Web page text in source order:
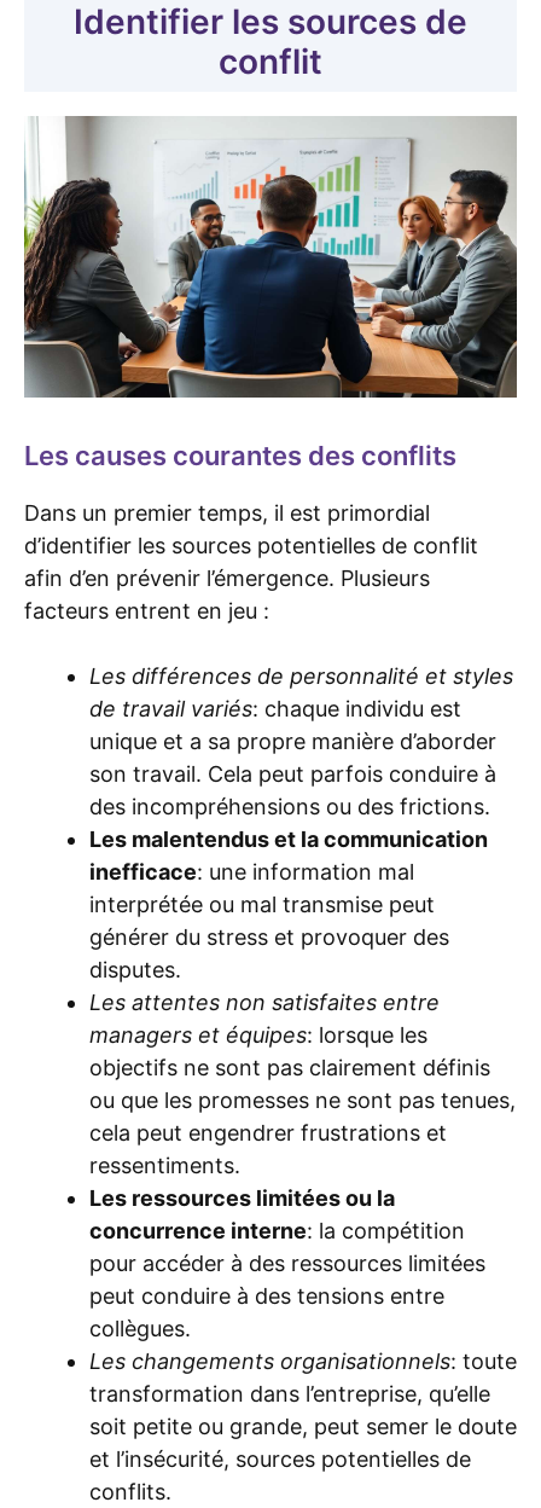
Identifier les sources de
conflit
Les causes courantes des conflits
Dans un premier temps, il est primordial
d’identifier les sources potentielles de conflit
afin d’en prévenir l’émergence. Plusieurs
facteurs entrent en jeu :
Les différences de personnalité et styles
de travail variés: chaque individu est
unique et a sa propre manière d’aborder
son travail. Cela peut parfois conduire à
des incompréhensions ou des frictions.
Les malentendus et la communication
inefficace: une information mal
interprétée ou mal transmise peut
générer du stress et provoquer des
disputes.
Les attentes non satisfaites entre
managers et équipes: lorsque les
objectifs ne sont pas clairement définis
ou que les promesses ne sont pas tenues,
cela peut engendrer frustrations et
ressentiments.
Les ressources limitées ou la
concurrence interne: la compétition
pour accéder à des ressources limitées
peut conduire à des tensions entre
collègues.
Les changements organisationnels: toute
transformation dans l’entreprise, qu’elle
soit petite ou grande, peut semer le doute
et l’insécurité, sources potentielles de
conflits.